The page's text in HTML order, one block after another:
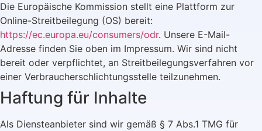
Die Europäische Kommission stellt eine Plattform zur
Online-Streitbeilegung (OS) bereit:
https://ec.europa.eu/consumers/odr. Unsere E-Mail-
Adresse finden Sie oben im Impressum. Wir sind nicht
bereit oder verpflichtet, an Streitbeilegungsverfahren vor
einer Verbraucherschlichtungsstelle teilzunehmen.
Haftung für Inhalte
Als Diensteanbieter sind wir gemäß § 7 Abs.1 TMG für